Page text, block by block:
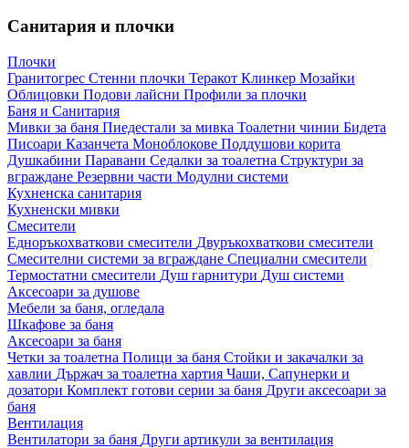
Санитария и плочки
Плочки
Гранитогрес Стенни плочки Теракот Клинкер Мозайки
Облицовки Подови лайсни Профили за плочки
Баня и Санитария
Мивки за баня Пиедестали за мивка Тоалетни чинии Бидета
Писоари Казанчета Моноблокове Поддушови корита
Душкабини Паравани Седалки за тоалетна Структури за
вграждане Резервни части Модулни системи
Кухненска санитария
Кухненски мивки
Смесители
Едноръкохваткови смесители Двуръкохваткови смесители
Смесителни системи за вграждане Специални смесители
Термостатни смесители Душ гарнитури Душ системи
Аксесоари за душове
Мебели за баня, огледала
Шкафове за баня
Аксесоари за баня
Четки за тоалетна Полици за баня Стойки и закачалки за
хавлии Държач за тоалетна хартия Чаши, Сапунерки и
дозатори Комплект готови серии за баня Други аксесоари за
баня
Вентилация
Вентилатори за баня Други артикули за вентилация